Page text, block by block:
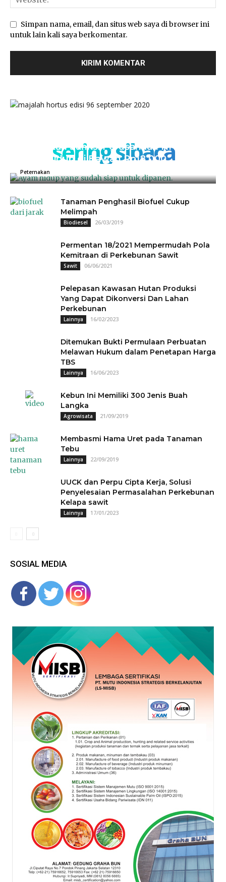
Simpan nama, email, dan situs web saya di browser ini
untuk lain kali saya berkomentar.
sering sibaca
Kementan Sanksi Perusahaan NH, Jual
Ayam Hidup di Bawah Rp18.000
Peternakan
Tanaman Penghasil Biofuel Cukup
Melimpah
Biodiesel 26/03/2019
Permentan 18/2021 Mempermudah Pola
Kemitraan di Perkebunan Sawit
Sawit 06/06/2021
Pelepasan Kawasan Hutan Produksi
Yang Dapat Dikonversi Dan Lahan
Perkebunan
Lainnya 16/02/2023
Ditemukan Bukti Permulaan Perbuatan
Melawan Hukum dalam Penetapan Harga
TBS
Lainnya 16/06/2023
Kebun Ini Memiliki 300 Jenis Buah
Langka
Agrowisata 21/09/2019
Membasmi Hama Uret pada Tanaman
Tebu
Lainnya 22/09/2019
UUCK dan Perpu Cipta Kerja, Solusi
Penyelesaian Permasalahan Perkebunan
Kelapa sawit
Lainnya 17/01/2023
SOSIAL MEDIA